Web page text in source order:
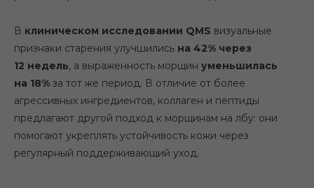
В клиническом исследовании QMS визуальные
признаки старения улучшились на 42% через
12 недель, а выраженность морщин уменьшилась
на 18% за тот же период. В отличие от более
агрессивных ингредиентов, коллаген и пептиды
предлагают другой подход к морщинам на лбу: они
помогают укреплять устойчивость кожи через
регулярный поддерживающий уход.